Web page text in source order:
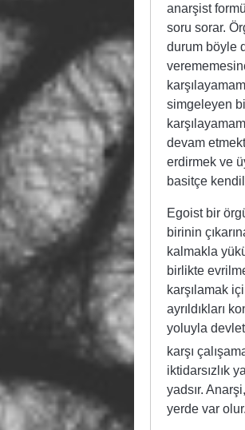
anarşist
soru sorar.
durum böyle
simgeleyen
devam
erdirmek ve
basitçe
Egoist bir
birinin
kalmakla
birlikte
karşılamak
ayrıldıkları
yoluyla
karşı
iktidarsızlık
yadsır.
yerde var olur.